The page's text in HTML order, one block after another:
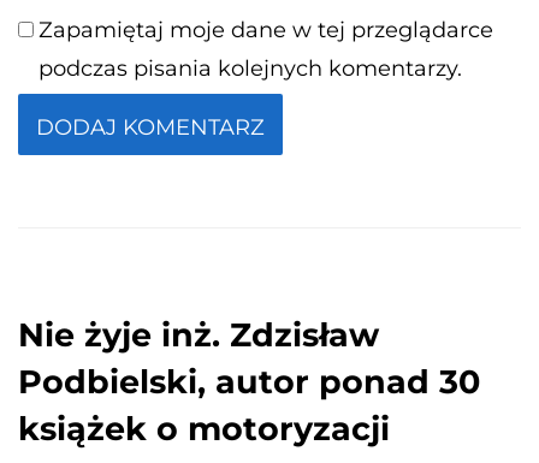
Zapamiętaj moje dane w tej przeglądarce
podczas pisania kolejnych komentarzy.
Nie żyje inż. Zdzisław
Podbielski, autor ponad 30
książek o motoryzacji